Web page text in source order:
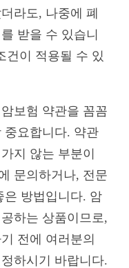
라도, 나중에 폐
받을 수 있습니
건이 적용될 수 있
보험 약관을 꼼꼼
중요합니다. 약관
지 않는 부분이
문의하거나, 전문
은 방법입니다. 암
하는 상품이므로,
전에 여러분의
하시기 바랍니다.